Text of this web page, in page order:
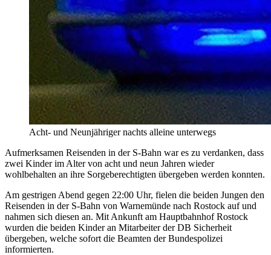
Acht- und Neunjähriger nachts alleine unterwegs
Aufmerksamen Reisenden in der S-Bahn war es zu verdanken, dass
zwei Kinder im Alter von acht und neun Jahren wieder
wohlbehalten an ihre Sorgeberechtigten übergeben werden konnten.
Am gestrigen Abend gegen 22:00 Uhr, fielen die beiden Jungen den
Reisenden in der S-Bahn von Warnemünde nach Rostock auf und
nahmen sich diesen an. Mit Ankunft am Hauptbahnhof Rostock
wurden die beiden Kinder an Mitarbeiter der DB Sicherheit
übergeben, welche sofort die Beamten der Bundespolizei
informierten.